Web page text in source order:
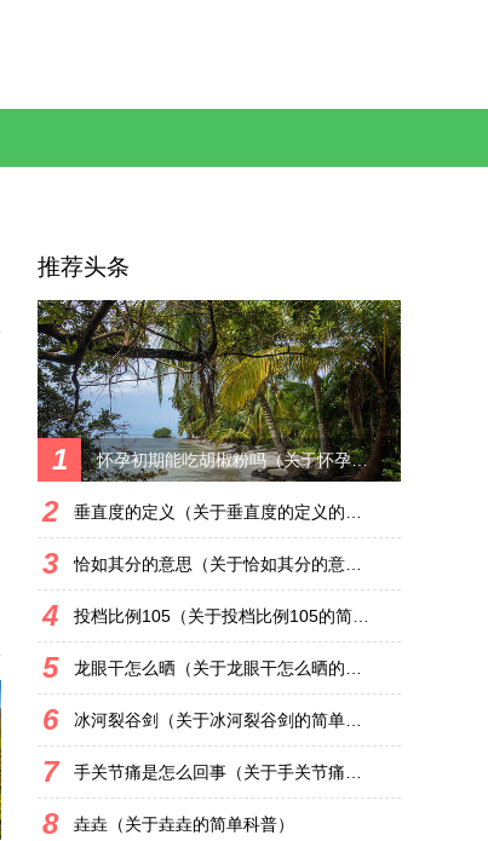
推荐头条
1 怀孕初期能吃胡椒粉吗（关于怀孕初期能吃胡椒粉吗的简单科普）
2
3
4
5
6
7
8 垚垚（关于垚垚的简单科普）